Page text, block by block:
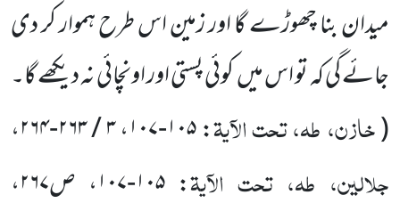
میدان بنا چھوڑے گا اور زمین اس طرح ہموار کر دی
جائے گی کہ تو اس میں کوئی پستی اور اونچائی نہ دیکھے گا۔
(خازن، طہ، تحت الآیۃ:۱۰۵-۱۰۷ ،۳ / ۲۶۳-۲۶۴ ،
جلالین، طہ، تحت الآیۃ: ۱۰۵-۱۰۷ ، ص۲۶۷،